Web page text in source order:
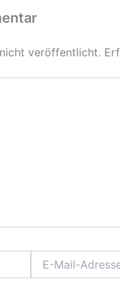
veröffentlicht.
Mail-